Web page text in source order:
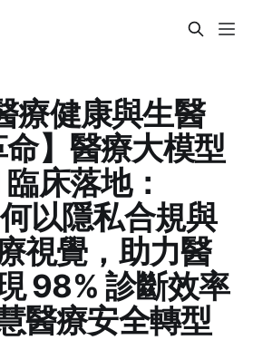
療健康與生醫
】醫療大模型
床落地：
以隱私合規與
視覺，助力醫
98% 診斷效率
醫療安全轉型